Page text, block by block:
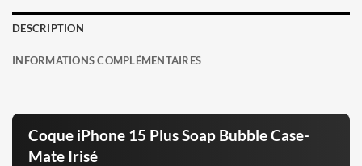
DESCRIPTION
INFORMATIONS COMPLÉMENTAIRES
Coque iPhone 15 Plus Soap Bubble Case-
Mate Irisé